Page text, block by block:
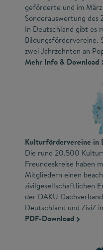
geförderte und im
Sonderauswertung des
In Deutschland gibt es
Bildungsfördervereine.
zwei Jahrzehnten an
Mehr Info & Download
Kulturfördervereine in
Die rund 20.500
Freundeskreise haben
Mitgliedern einen
zivilgesellschaftlichen
der DAKU
Deutschland und ZiviZ
PDF-Download